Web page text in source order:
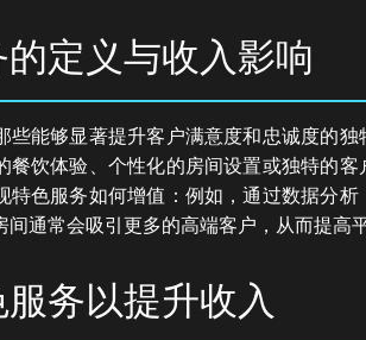
定义与收入影响
些能够显著提升客户满意度和忠诚度的
餐饮体验、个性化的房间设置或独特的
特色服务如何增值：例如，通过数据分
间通常会吸引更多的高端客户，从而提高
务以提升收入